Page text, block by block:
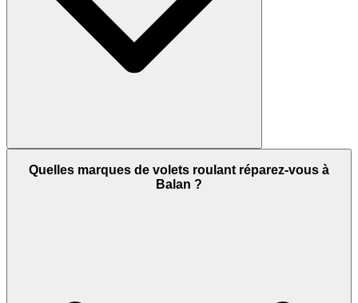
Quelles marques de volets roulant réparez-vous à
Balan ?